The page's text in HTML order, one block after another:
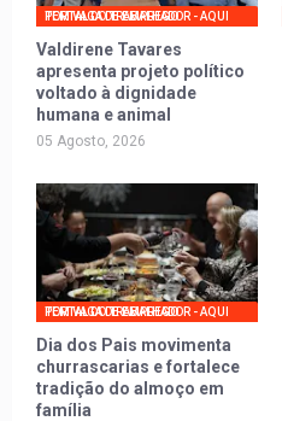
PORTAL DO TRABALHADOR - AQUI TEM VAGA DE EMPREGO
Valdirene Tavares
apresenta projeto político
voltado à dignidade
humana e animal
05 Agosto, 2026
PORTAL DO TRABALHADOR - AQUI TEM VAGA DE EMPREGO
Dia dos Pais movimenta
churrascarias e fortalece
tradição do almoço em
família